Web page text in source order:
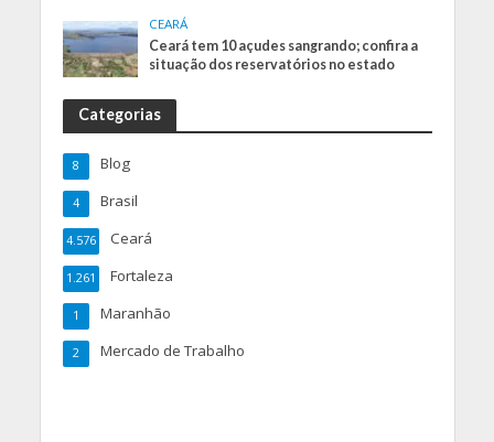
CEARÁ
Ceará tem 10 açudes sangrando; confira a
situação dos reservatórios no estado
Categorias
Blog
8
Brasil
4
Ceará
4.576
Fortaleza
1.261
Maranhão
1
Mercado de Trabalho
2